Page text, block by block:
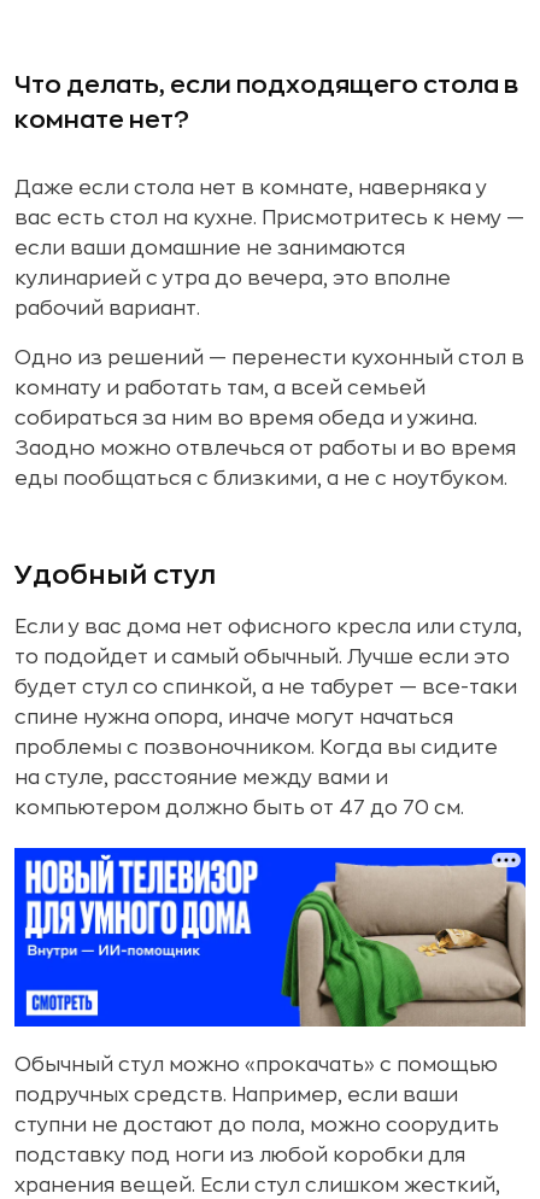
Что делать, если подходящего стола в
комнате нет?
Даже если стола нет в комнате, наверняка у
вас есть стол на кухне. Присмотритесь к нему —
если ваши домашние не занимаются
кулинарией с утра до вечера, это вполне
рабочий вариант.
Одно из решений — перенести кухонный стол в
комнату и работать там, а всей семьей
собираться за ним во время обеда и ужина.
Заодно можно отвлечься от работы и во время
еды пообщаться с близкими, а не с ноутбуком.
Удобный стул
Если у вас дома нет офисного кресла или стула,
то подойдет и самый обычный. Лучше если это
будет стул со спинкой, а не табурет — все-таки
спине нужна опора, иначе могут начаться
проблемы с позвоночником. Когда вы сидите
на стуле, расстояние между вами и
компьютером должно быть от 47 до 70 см.
Обычный стул можно «прокачать» с помощью
подручных средств. Например, если ваши
ступни не достают до пола, можно соорудить
подставку под ноги из любой коробки для
хранения вещей. Если стул слишком жесткий,